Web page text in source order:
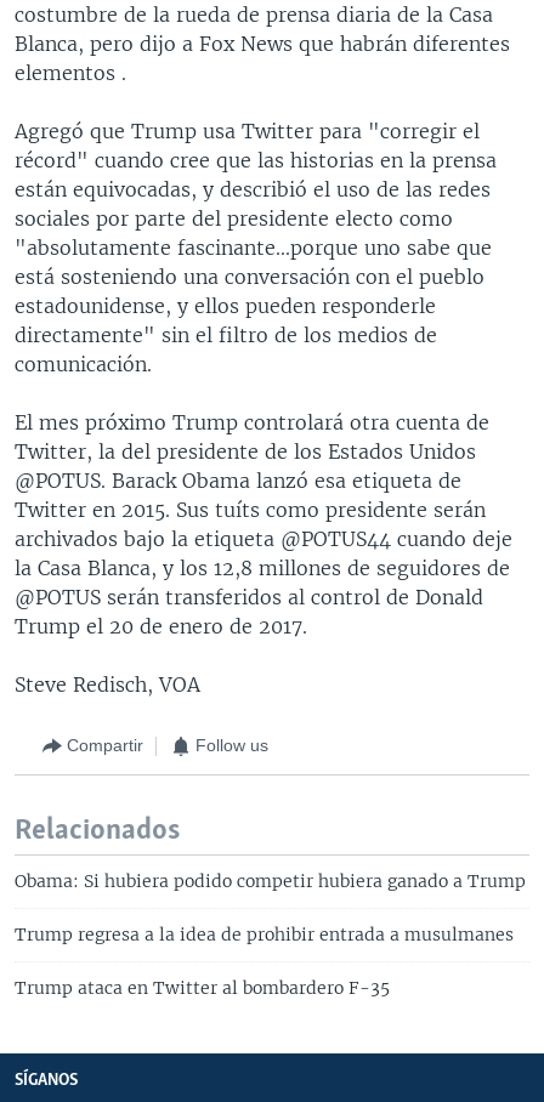
costumbre de la rueda de prensa diaria de la Casa
Blanca, pero dijo a Fox News que habrán diferentes
elementos .
Agregó que Trump usa Twitter para "corregir el
récord" cuando cree que las historias en la prensa
están equivocadas, y describió el uso de las redes
sociales por parte del presidente electo como
"absolutamente fascinante...porque uno sabe que
está sosteniendo una conversación con el pueblo
estadounidense, y ellos pueden responderle
directamente" sin el filtro de los medios de
comunicación.
El mes próximo Trump controlará otra cuenta de
Twitter, la del presidente de los Estados Unidos
@POTUS. Barack Obama lanzó esa etiqueta de
Twitter en 2015. Sus tuíts como presidente serán
archivados bajo la etiqueta @POTUS44 cuando deje
la Casa Blanca, y los 12,8 millones de seguidores de
@POTUS serán transferidos al control de Donald
Trump el 20 de enero de 2017.
Steve Redisch, VOA
Compartir Follow us
Relacionados
Obama: Si hubiera podido competir hubiera ganado a Trump
Trump regresa a la idea de prohibir entrada a musulmanes
Trump ataca en Twitter al bombardero F-35
SÍGANOS